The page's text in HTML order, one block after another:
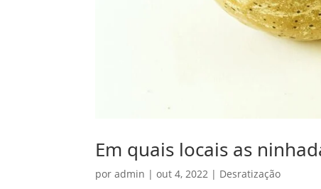
Em quais locais as
poradmin |out 4, 2022 | Desratização